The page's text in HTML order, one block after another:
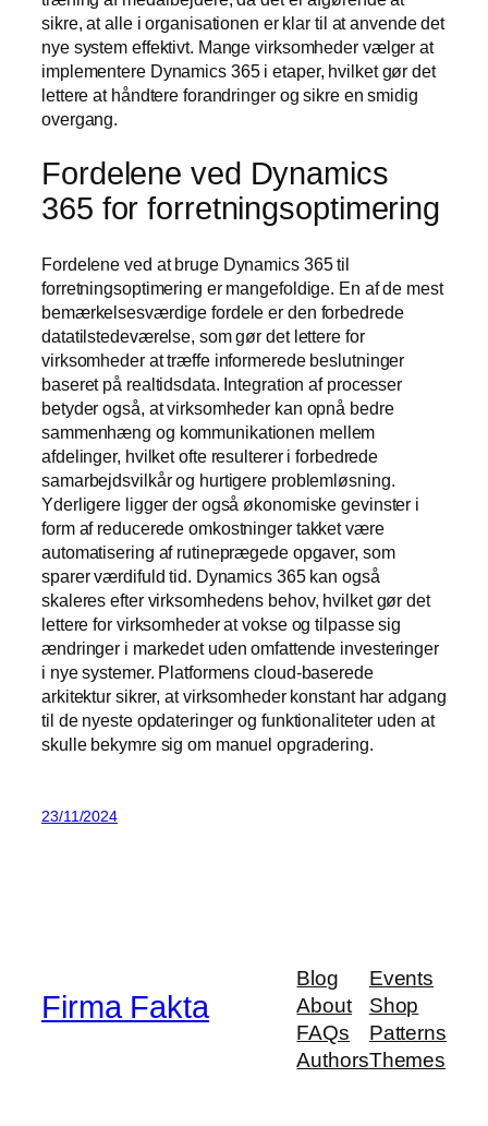
sikre, at alle i organisationen er klar til at anvende det
nye system effektivt. Mange virksomheder vælger at
implementere Dynamics 365 i etaper, hvilket gør det
lettere at håndtere forandringer og sikre en smidig
overgang.
Fordelene ved Dynamics
365 for forretningsoptimering
Fordelene ved at bruge Dynamics 365 til
forretningsoptimering er mangefoldige. En af de mest
bemærkelsesværdige fordele er den forbedrede
datatilstedeværelse, som gør det lettere for
virksomheder at træffe informerede beslutninger
baseret på realtidsdata. Integration af processer
betyder også, at virksomheder kan opnå bedre
sammenhæng og kommunikationen mellem
afdelinger, hvilket ofte resulterer i forbedrede
samarbejdsvilkår og hurtigere problemløsning.
Yderligere ligger der også økonomiske gevinster i
form af reducerede omkostninger takket være
automatisering af rutineprægede opgaver, som
sparer værdifuld tid. Dynamics 365 kan også
skaleres efter virksomhedens behov, hvilket gør det
lettere for virksomheder at vokse og tilpasse sig
ændringer i markedet uden omfattende investeringer
i nye systemer. Platformens cloud-baserede
arkitektur sikrer, at virksomheder konstant har adgang
til de nyeste opdateringer og funktionaliteter uden at
skulle bekymre sig om manuel opgradering.
23/11/2024
Firma Fakta
Blog
About
FAQs
Authors
Events
Shop
Patterns
Themes